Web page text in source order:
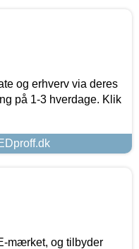
og erhverv via deres
på 1-3 hverdage. Klik
mærket, og tilbyder